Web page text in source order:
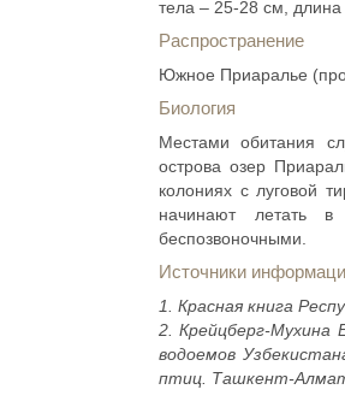
тела – 25-28 см,
Распространение
Южное Приаралье
Биология
Местами обитания
острова озер
колониях с луговой
начинают летать
беспозвоночными.
Источники
1. Красная книга
2. Крейцберг-
водоемов
птиц. Ташкент-